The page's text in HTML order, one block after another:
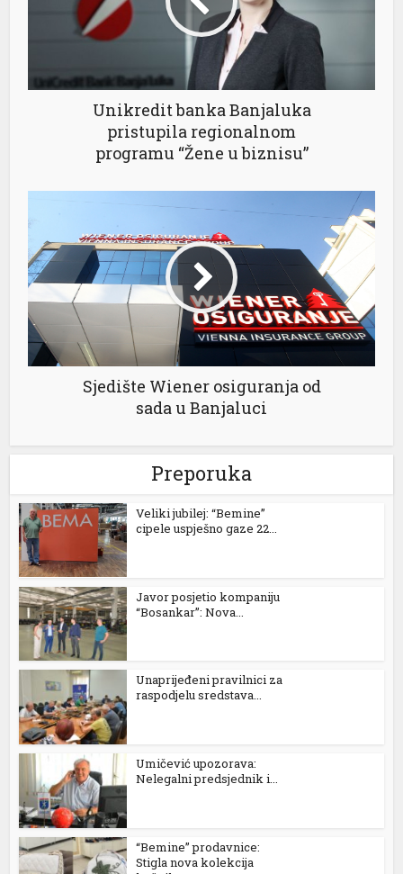
Unikredit banka Banjaluka
pristupila regionalnom
programu “Žene u biznisu”
Sjedište Wiener osiguranja od
sada u Banjaluci
Preporuka
Veliki jubilej: “Bemine”
cipele uspješno gaze 22...
Javor posjetio kompaniju
“Bosankar”: Nova...
Unaprijeđeni pravilnici za
raspodjelu sredstava...
Umičević upozorava:
Nelegalni predsjednik i...
“Bemine” prodavnice:
Stigla nova kolekcija